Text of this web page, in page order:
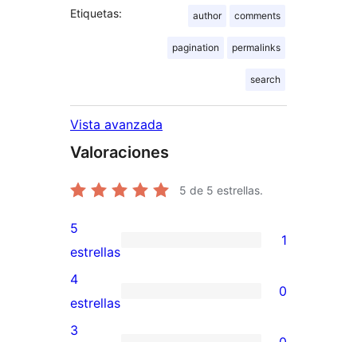
Etiquetas: author comments
pagination permalinks
search
Vista avanzada
Valoraciones
5 de 5 estrellas.
1
valoración
de
5
5
estrellas
1
0
valoraciones
4
estrellas
0
3